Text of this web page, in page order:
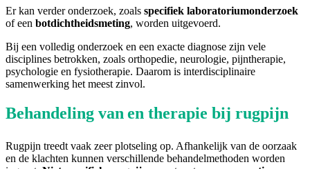
Er kan verder onderzoek, zoals specifiek laboratoriumonderzoek
of een botdichtheidsmeting, worden uitgevoerd.
Bij een volledig onderzoek en een exacte diagnose zijn vele
disciplines betrokken, zoals orthopedie, neurologie, pijntherapie,
psychologie en fysiotherapie. Daarom is interdisciplinaire
samenwerking het meest zinvol.
Behandeling van en therapie bij rugpijn
Rugpijn treedt vaak zeer plotseling op. Afhankelijk van de oorzaak
en de klachten kunnen verschillende behandelmethoden worden